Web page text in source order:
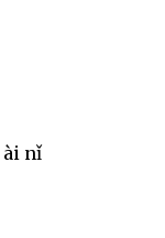
ài nǐ